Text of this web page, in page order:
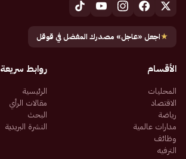
★اجعل «عاجل» مصدرك المفضل في قوقل
الأقسام
المحليات
الاقتصاد
رياضة
مدارات عالمية
وظائف
الترفيه
روابط سريعة
الرئيسية
مقالات الرأي
البحث
النشرة البريدية